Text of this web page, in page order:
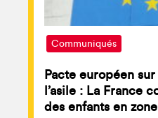
Communiqués
Pacte européen
l’asile : La France
des enfants en